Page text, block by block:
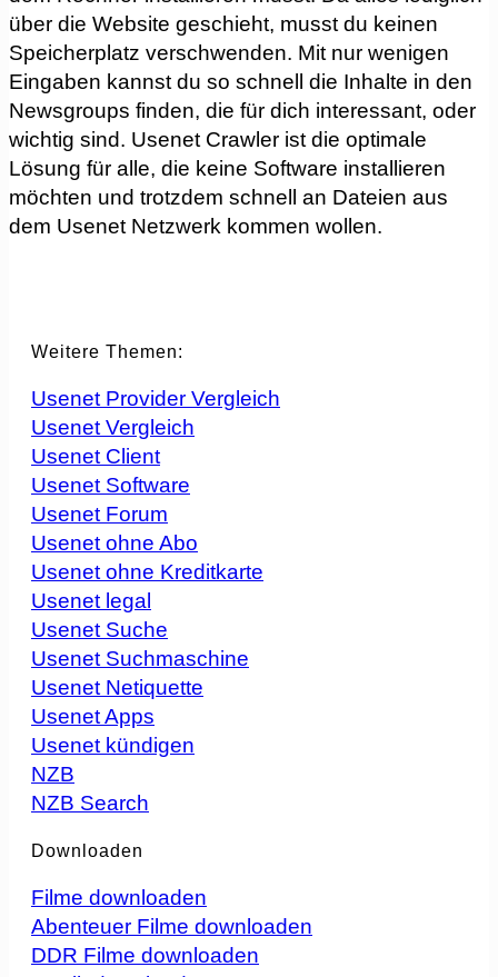
über die Website geschieht, musst du keinen
Speicherplatz verschwenden. Mit nur wenigen
Eingaben kannst du so schnell die Inhalte in den
Newsgroups finden, die für dich interessant, oder
wichtig sind. Usenet Crawler ist die optimale
Lösung für alle, die keine Software installieren
möchten und trotzdem schnell an Dateien aus
dem Usenet Netzwerk kommen wollen.
Weitere Themen:
Usenet Provider Vergleich
Usenet Vergleich
Usenet Client
Usenet Software
Usenet Forum
Usenet ohne Abo
Usenet ohne Kreditkarte
Usenet legal
Usenet Suche
Usenet Suchmaschine
Usenet Netiquette
Usenet Apps
Usenet kündigen
NZB
NZB Search
Downloaden
Filme downloaden
Abenteuer Filme downloaden
DDR Filme downloaden